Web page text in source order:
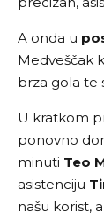
A onda u
Medveščak
brza gola te
U kratkom
ponovno
minuti Teo
asistenciju
našu korist,